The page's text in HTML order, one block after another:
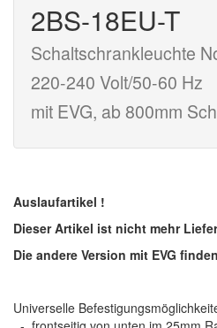
2BS-18EU-T
Schaltschrankleuchte
220-240 Volt/50-60 Hz
mit EVG, ab 800mm
Auslaufartikel !
Dieser Artikel ist nicht mehr
Die andere Version mit EVG
Universelle